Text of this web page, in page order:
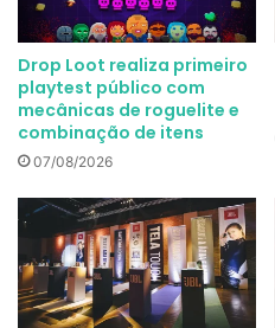
Drop Loot realiza primeiro
playtest público com
mecânicas de roguelite e
combinação de itens
07/08/2026